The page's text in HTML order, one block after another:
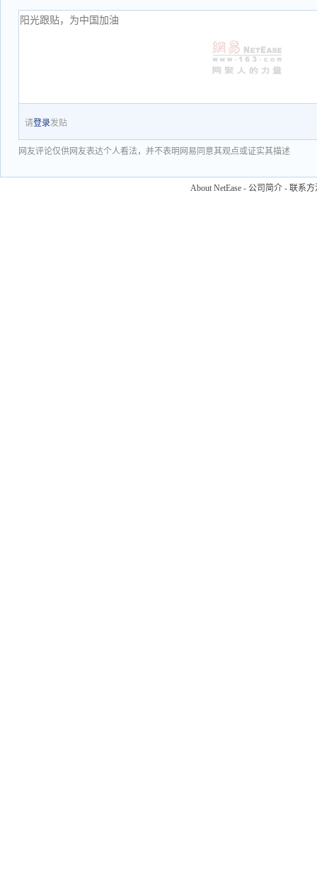
请登录发贴
网友评论仅供网友表达个人看法，并不表明网易同意其观点或证实其描述
About NetEase - 公司简介 - 联系方